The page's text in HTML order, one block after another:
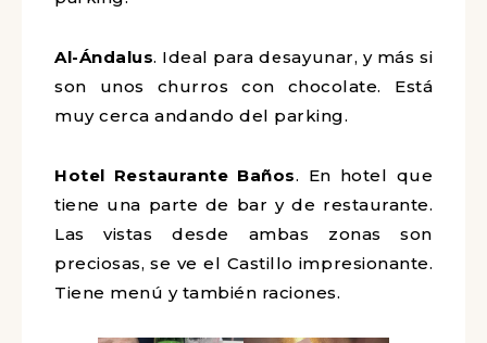
Al-Ándalus. Ideal para desayunar, y más si
son unos churros con chocolate. Está
muy cerca andando del parking.
Hotel Restaurante Baños. En hotel que
tiene una parte de bar y de restaurante.
Las vistas desde ambas zonas son
preciosas, se ve el Castillo impresionante.
Tiene menú y también raciones.